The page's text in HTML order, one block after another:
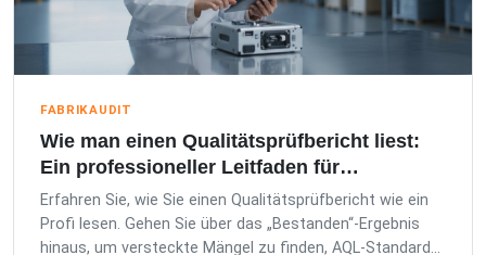
FABRIKAUDIT
Wie man einen Qualitätsprüfbericht liest:
Ein professioneller Leitfaden für
Importeure
Erfahren Sie, wie Sie einen Qualitätsprüfbericht wie ein
Profi lesen. Gehen Sie über das „Bestanden“-Ergebnis
hinaus, um versteckte Mängel zu finden, AQL-Standards